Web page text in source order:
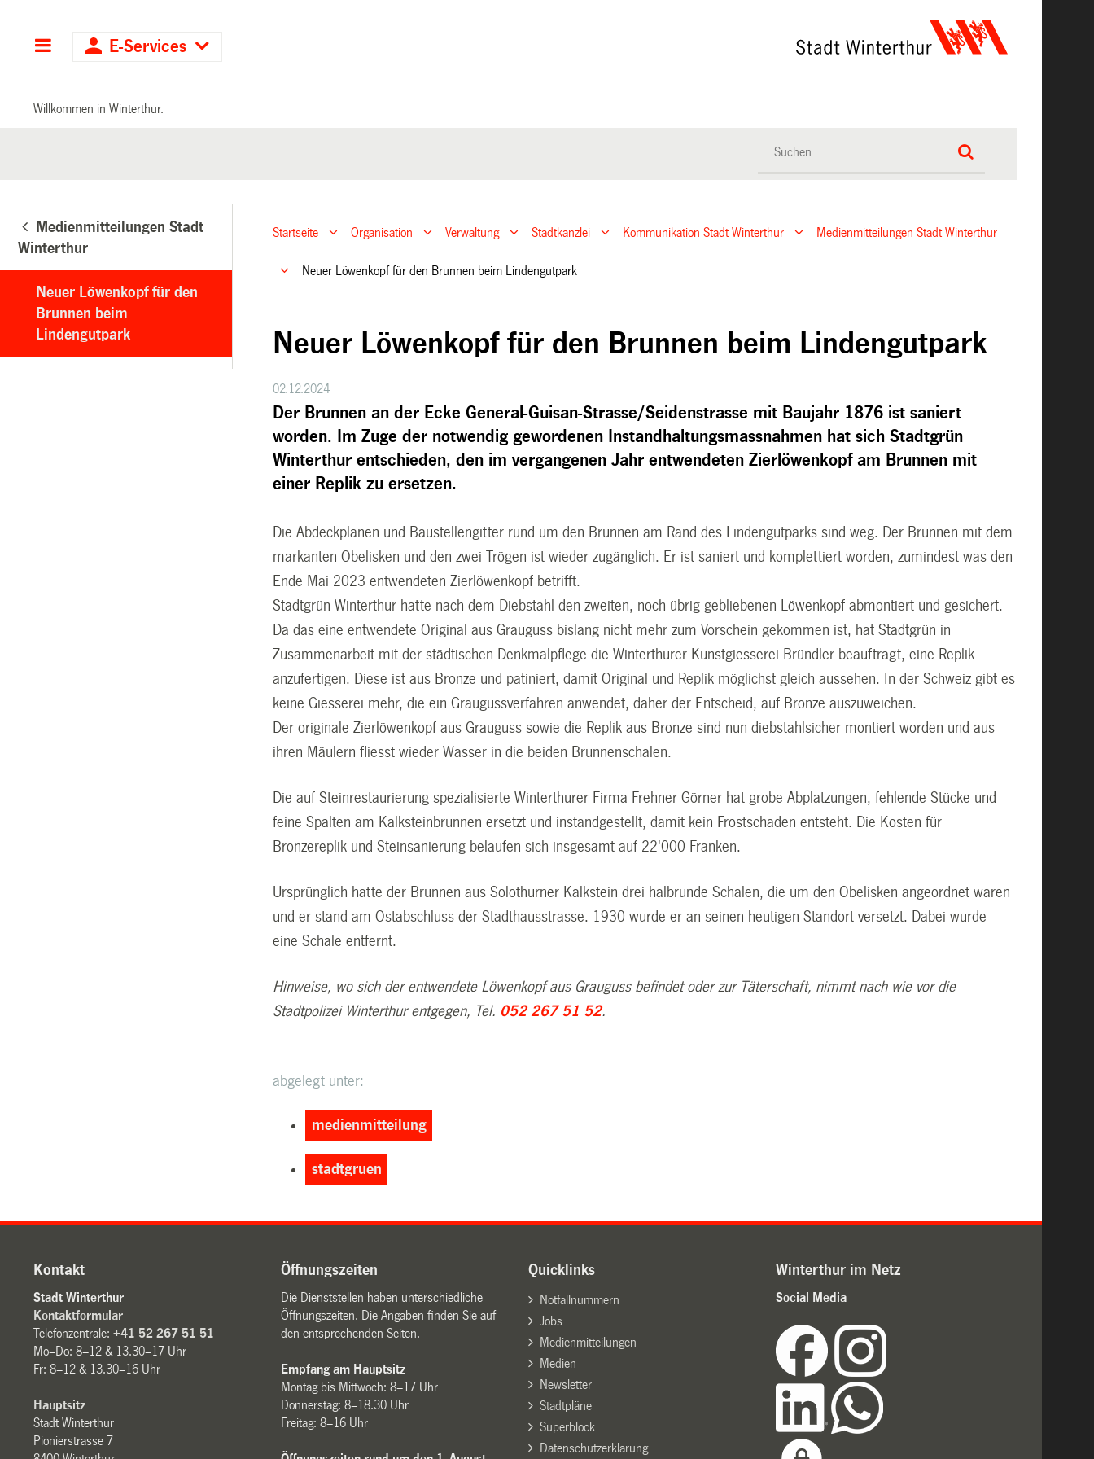
Hauptnavigation
E-Services
Willkommen in Winterthur.
Medienmitteilungen Stadt
Winterthur
Neuer Löwenkopf für den
Brunnen beim
Lindengutpark
Startseite Organisation Verwaltung Stadtkanzlei Kommunikation Stadt Winterthur Medienmitteilungen Stadt Winterthur
Neuer Löwenkopf für den Brunnen beim Lindengutpark
Neuer Löwenkopf für den Brunnen beim Lindengutpark
02.12.2024
Der Brunnen an der Ecke General-Guisan-Strasse/Seidenstrasse mit Baujahr 1876 ist saniert
worden. Im Zuge der notwendig gewordenen Instandhaltungsmassnahmen hat sich Stadtgrün
Winterthur entschieden, den im vergangenen Jahr entwendeten Zierlöwenkopf am Brunnen mit
einer Replik zu ersetzen.
Die Abdeckplanen und Baustellengitter rund um den Brunnen am Rand des Lindengutparks sind weg. Der Brunnen mit dem
markanten Obelisken und den zwei Trögen ist wieder zugänglich. Er ist saniert und komplettiert worden, zumindest was den
Ende Mai 2023 entwendeten Zierlöwenkopf betrifft.
Stadtgrün Winterthur hatte nach dem Diebstahl den zweiten, noch übrig gebliebenen Löwenkopf abmontiert und gesichert.
Da das eine entwendete Original aus Grauguss bislang nicht mehr zum Vorschein gekommen ist, hat Stadtgrün in
Zusammenarbeit mit der städtischen Denkmalpflege die Winterthurer Kunstgiesserei Bründler beauftragt, eine Replik
anzufertigen. Diese ist aus Bronze und patiniert, damit Original und Replik möglichst gleich aussehen. In der Schweiz gibt es
keine Giesserei mehr, die ein Graugussverfahren anwendet, daher der Entscheid, auf Bronze auszuweichen.
Der originale Zierlöwenkopf aus Grauguss sowie die Replik aus Bronze sind nun diebstahlsicher montiert worden und aus
ihren Mäulern fliesst wieder Wasser in die beiden Brunnenschalen.
Die auf Steinrestaurierung spezialisierte Winterthurer Firma Frehner Görner hat grobe Abplatzungen, fehlende Stücke und
feine Spalten am Kalksteinbrunnen ersetzt und instandgestellt, damit kein Frostschaden entsteht. Die Kosten für
Bronzereplik und Steinsanierung belaufen sich insgesamt auf 22'000 Franken.
Ursprünglich hatte der Brunnen aus Solothurner Kalkstein drei halbrunde Schalen, die um den Obelisken angeordnet waren
und er stand am Ostabschluss der Stadthausstrasse. 1930 wurde er an seinen heutigen Standort versetzt. Dabei wurde
eine Schale entfernt.
Hinweise, wo sich der entwendete Löwenkopf aus Grauguss befindet oder zur Täterschaft, nimmt nach wie vor die
Stadtpolizei Winterthur entgegen, Tel. 052 267 51 52.
abgelegt unter:
medienmitteilung
stadtgruen
Kontakt
Stadt Winterthur
Kontaktformular
Telefonzentrale:+41 52 267 51 51
Mo–Do: 8–12 & 13.30–17 Uhr
Fr: 8–12 & 13.30–16 Uhr
Hauptsitz
Stadt Winterthur
Pionierstrasse 7
Öffnungszeiten
Die Dienststellen haben unterschiedliche
Öffnungszeiten. Die Angaben finden Sie auf
den entsprechenden Seiten.
Empfang am Hauptsitz
Montag bis Mittwoch: 8–17 Uhr
Donnerstag: 8–18.30 Uhr
Freitag: 8–16 Uhr
Quicklinks
Notfallnummern
Jobs
Medienmitteilungen
Medien
Newsletter
Stadtpläne
Superblock
Datenschutzerklärung
Winterthur im Netz
Social Media